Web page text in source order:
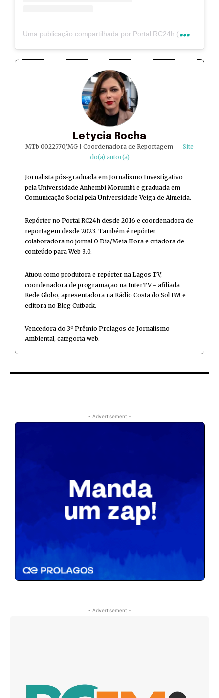
U
ma publicação compartilhada por Portal RC24h (@rc24hnoticias)
Letycia Rocha
MTb 0022570/MG | Coordenadora de Reportagem – Site
do(a) autor(a)
Jornalista pós-graduada em Jornalismo Investigativo
pela Universidade Anhembi Morumbi e graduada em
Comunicação Social pela Universidade Veiga de Almeida.
Repórter no Portal RC24h desde 2016 e coordenadora de
reportagem desde 2023. Também é repórter
colaboradora no jornal O Dia/Meia Hora e criadora de
conteúdo para Web 3.0.
Atuou como produtora e repórter na Lagos TV,
coordenadora de programação na InterTV - afiliada
Rede Globo, apresentadora na Rádio Costa do Sol FM e
editora no Blog Cutback.
Vencedora do 3º Prêmio Prolagos de Jornalismo
Ambiental, categoria web.
- Advertisement -
- Advertisement -